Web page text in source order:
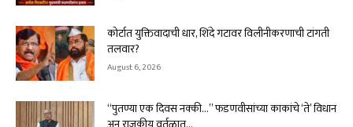
कोर्टात युक्तिवादाची धार, शिंदे गटावर विलीनीकरणाची टांगती
तलवार?
August 6, 2026
“पुतण्या एक दिवस नक्की…” फडणवीसांच्या काकांचे ‘ते’ विधान